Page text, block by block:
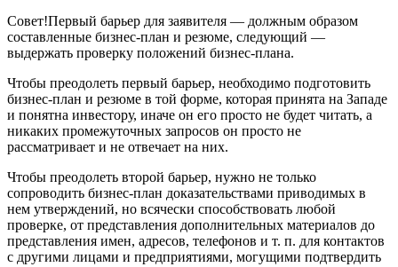
Совет!Первый барьер для заявителя — должным образом
составленные бизнес-план и резюме, следующий —
выдержать проверку положений бизнес-плана.
Чтобы преодолеть первый барьер, необходимо подготовить
бизнес-план и резюме в той форме, которая принята на Западе
и понятна инвестору, иначе он его просто не будет читать, а
никаких промежуточных запросов он просто не
рассматривает и не отвечает на них.
Чтобы преодолеть второй барьер, нужно не только
сопроводить бизнес-план доказательствами приводимых в
нем утверждений, но всячески способствовать любой
проверке, от представления дополнительных материалов до
представления имен, адресов, телефонов и т. п. для контактов
с другими лицами и предприятиями, могущими подтвердить